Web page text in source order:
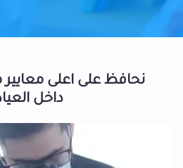
نحافظ على اعلى
داخل